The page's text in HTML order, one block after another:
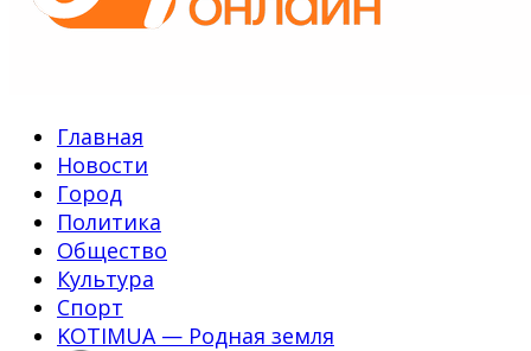
Главная
Новости
Город
Политика
Общество
Культура
Спорт
KOTIMUA — Родная земля